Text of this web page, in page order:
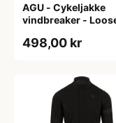
AGU - Cykeljakke
vindbreaker -
498,00 kr